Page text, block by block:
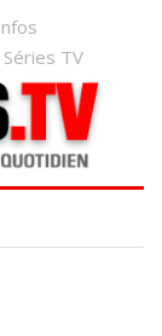
Séries TV